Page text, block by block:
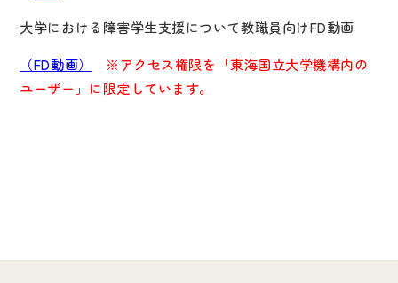
大学における障害学生支援について教職員向けFD動画
（FD動画）
※アクセス権限を「東海国立大学機構内の
ユーザー」に限定しています。